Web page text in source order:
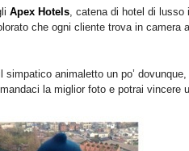
Apex Hotels, catena di hotel di lusso
che ogni cliente trova in camera
animaletto un po’
la miglior foto e potrai vincere